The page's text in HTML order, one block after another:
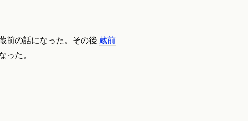
前の話になった。その後 蔵前
った。